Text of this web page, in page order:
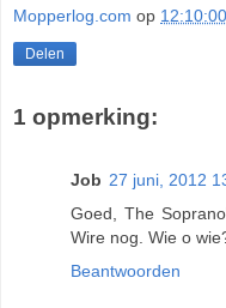
Mopperlog.com op
Delen
1 opmerking:
Job 27 juni, 2012
Goed, The
Wire nog. Wie o
Beantwoorden